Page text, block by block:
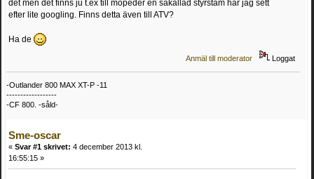
det men det finns ju t.ex till mopeder en såkallad styrstam har jag sett
efter lite googling. Finns detta även till ATV?
Ha de
Anmäl till moderator Loggat
-Outlander 800 MAX XT-P -11
------------------
-CF 800. -såld-
Sme-oscar
« Svar #1 skrivet: 4 december 2013 kl.
16:55:15 »